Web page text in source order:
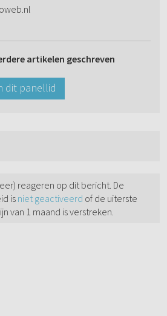
artikelen geschreven
dit panellid
reageren op dit bericht. De
is niet geactiveerd of de uiterste
van 1 maand is verstreken.